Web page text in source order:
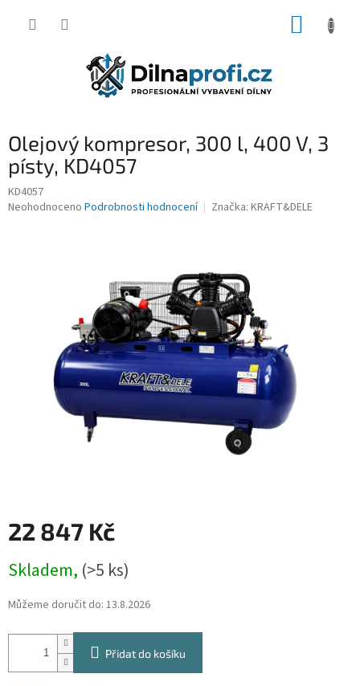
Olejový kompresor, 300 l, 400 V, 3
písty, KD4057
KD4057
Průměrné
Neohodnoceno Podrobnosti hodnocení Značka: KRAFT&DELE
22 847 Kč
cena:
Skladem, (>5 ks)
Můžeme doručit do: 13.8.2026
Přidat do košíku